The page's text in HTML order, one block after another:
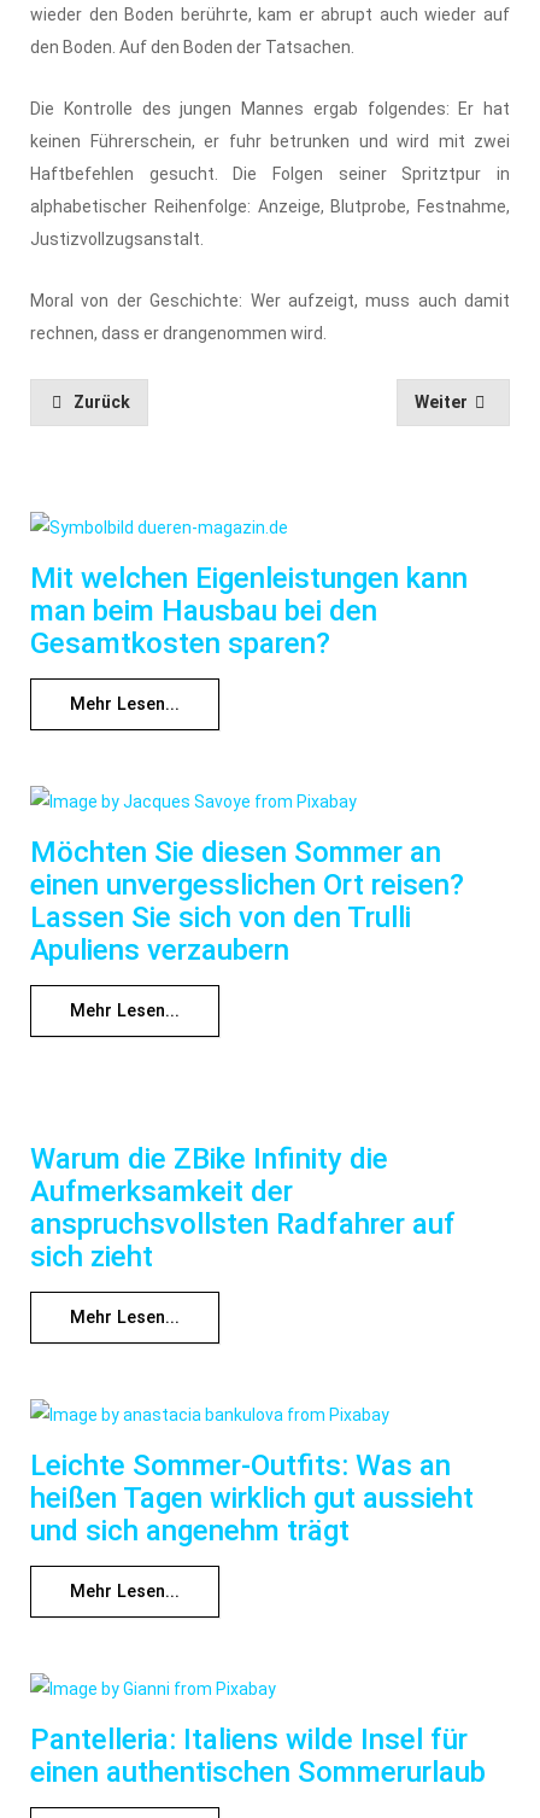
wieder den Boden berührte, kam er abrupt auch wieder auf
den Boden. Auf den Boden der Tatsachen.
Die Kontrolle des jungen Mannes ergab folgendes: Er hat
keinen Führerschein, er fuhr betrunken und wird mit zwei
Haftbefehlen gesucht. Die Folgen seiner Spritztpur in
alphabetischer Reihenfolge: Anzeige, Blutprobe, Festnahme,
Justizvollzugsanstalt.
Moral von der Geschichte: Wer aufzeigt, muss auch damit
rechnen, dass er drangenommen wird.
Zurück Weiter
Mit welchen Eigenleistungen kann
man beim Hausbau bei den
Gesamtkosten sparen?
Mehr Lesen...
Möchten Sie diesen Sommer an
einen unvergesslichen Ort reisen?
Lassen Sie sich von den Trulli
Apuliens verzaubern
Mehr Lesen...
Warum die ZBike Infinity die
Aufmerksamkeit der
anspruchsvollsten Radfahrer auf
sich zieht
Mehr Lesen...
Leichte Sommer-Outfits: Was an
heißen Tagen wirklich gut aussieht
und sich angenehm trägt
Mehr Lesen...
Pantelleria: Italiens wilde Insel für
einen authentischen Sommerurlaub